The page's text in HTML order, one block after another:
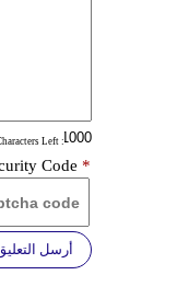
: Characters Left
Code *
أرسل